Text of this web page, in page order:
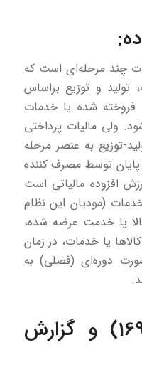
چند مرحله‌ای است که
تولید و توزیع براساس
فروخته شده یا خدمات
ولی مالیات پرداختی
توزیع به عنصر مرحله
پایان توسط مصرف‌ کننده
افزوده مالیاتی است
(مودیان این نظام
یا خدمت عرضه‌ شده،
یا خدمات، در زمان
دوره‌ای (فصلی) به
صورت معاملات (169) و گزارش